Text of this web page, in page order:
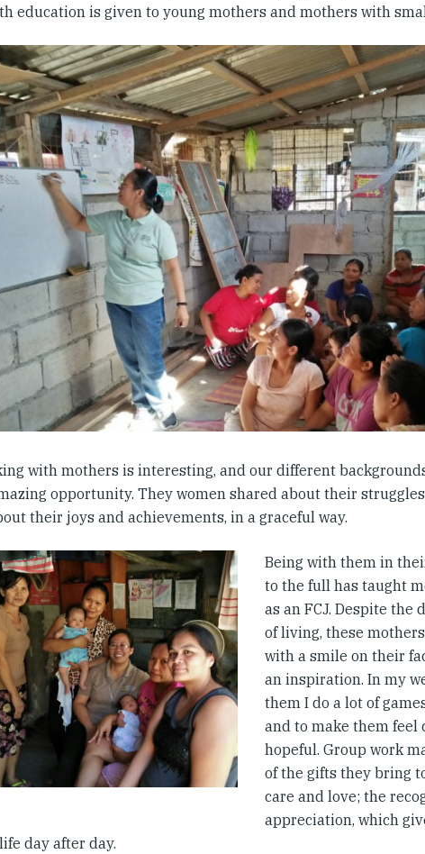
education is given to young mothers and mothers with
with mothers is interesting, and our different
opportunity. They women shared about their
their joys and achievements, in a graceful way.
Being with them in
to the full has taught
as an FCJ. Despite
of living, these
with a smile on their
an inspiration. In my
them I do a lot of
and to make them feel
hopeful. Group work
of the gifts they bring
care and love; the
appreciation, which
day after day.